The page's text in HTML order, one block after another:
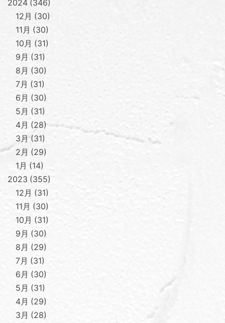
2024 346
12月
30
11月
30
10月
31
9月
31
8月
30
7月
31
6月
30
5月
31
4月
28
3月
31
2月
29
1月
14
2023 355
12月
31
11月
30
10月
31
9月
30
8月
29
7月
31
6月
30
5月
31
4月
29
3月
28